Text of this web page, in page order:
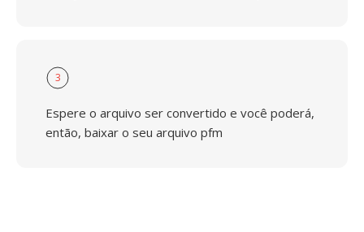
3
Espere o arquivo ser convertido e você poderá,
então, baixar o seu arquivo pfm